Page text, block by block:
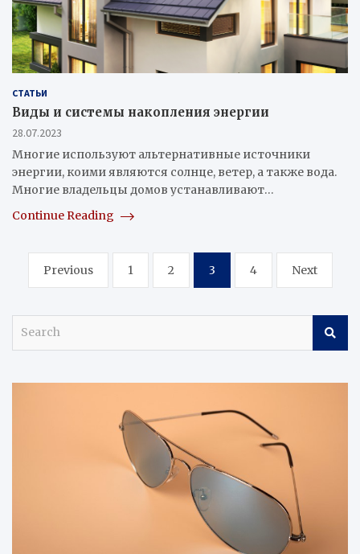
СТАТЬИ
Виды и системы накопления энергии
28.07.2023
Многие используют альтернативные источники
энергии, коими являются солнце, ветер, а также вода.
Многие владельцы домов устанавливают…
Continue Reading
Навигация
по
записям
Previous 1 2 3 4 Next